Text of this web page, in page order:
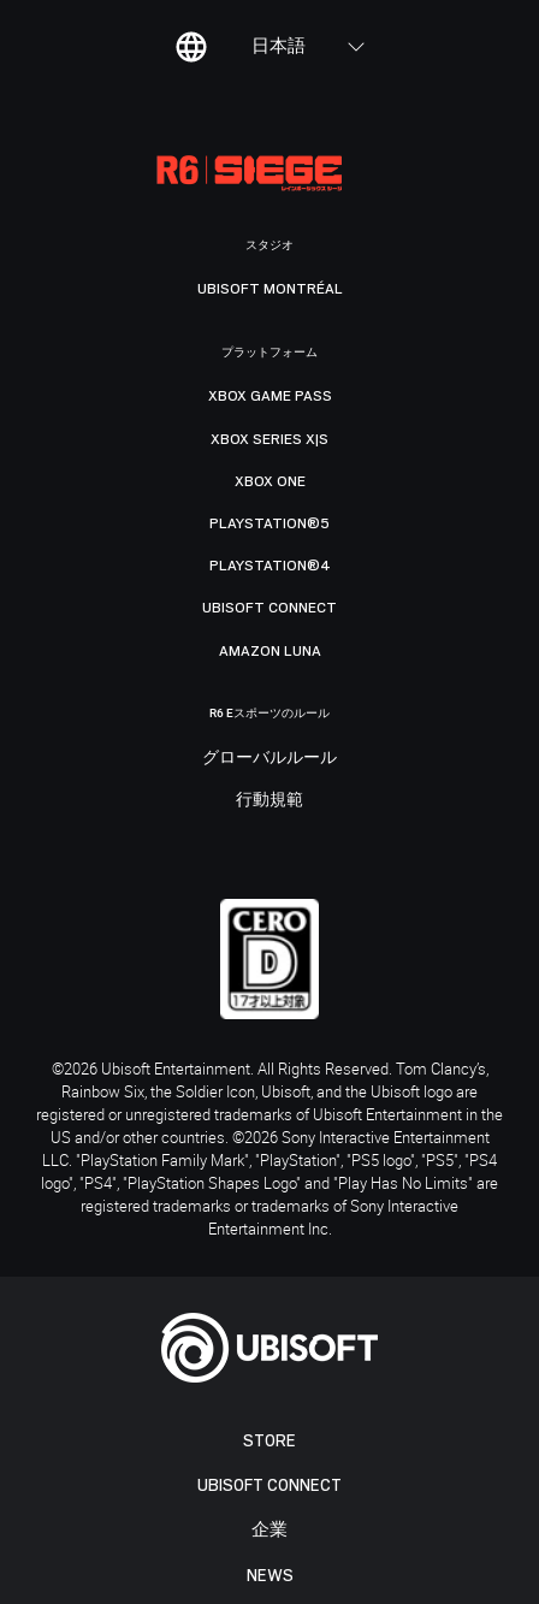
日本語
STORE
UBISOFT CONNECT
企業
NEWS
スタジオ
UBISOFT MONTRÉAL
プラットフォーム
XBOX GAME PASS
XBOX SERIES X|S
XBOX ONE
PLAYSTATION®5
PLAYSTATION®4
UBISOFT CONNECT
AMAZON LUNA
R6 Eスポーツのルール
グローバルルール
行動規範
©2026 Ubisoft Entertainment. All Rights Reserved. Tom Clancy’s,
Rainbow Six, the Soldier Icon, Ubisoft, and the Ubisoft logo are
registered or unregistered trademarks of Ubisoft Entertainment in the
US and/or other countries. ©2026 Sony Interactive Entertainment
LLC. "PlayStation Family Mark", "PlayStation", "PS5 logo", "PS5", "PS4
logo", "PS4", "PlayStation Shapes Logo" and "Play Has No Limits" are
registered trademarks or trademarks of Sony Interactive
Entertainment Inc.